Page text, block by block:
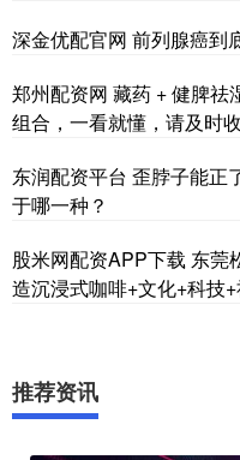
深金优配官网 前列腺癌到
郑州配资网 藏药 + 健脾
组合，一看就懂，请及时
东润配资平台 歪脖子能正
于哪一种？
股米网配资APP下载 东莞
造沉浸式咖啡+文化+科技
推荐资讯